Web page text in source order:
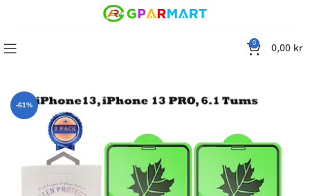
0 0,00 kr
-61%